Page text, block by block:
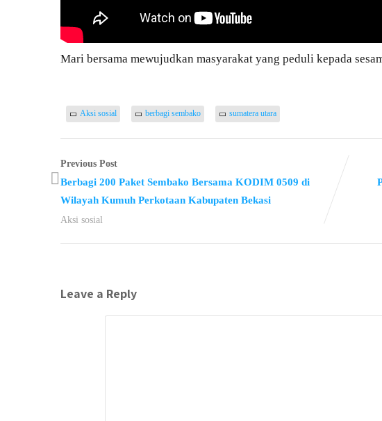
Mari bersama mewujudkan masyarakat yang peduli kepada
Aksi sosial berbagi sembako sumatera utara
Previous Post
Berbagi 200 Paket Sembako Bersama KODIM 0509 di
Wilayah Kumuh Perkotaan Kabupaten Bekasi
Aksi sosial
Leave a Reply